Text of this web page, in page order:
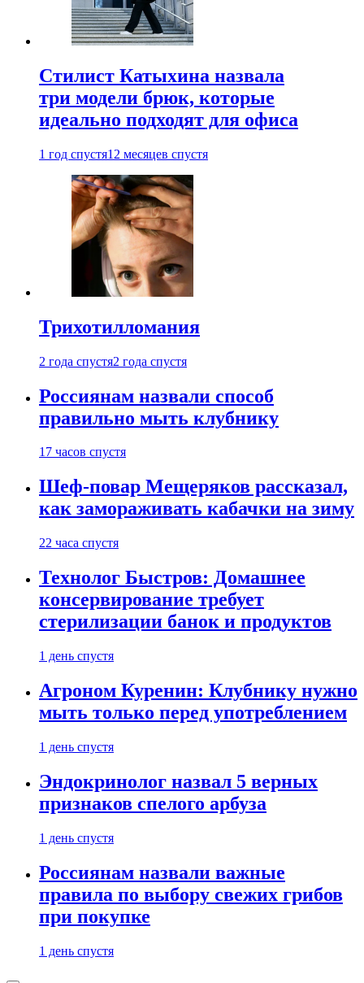
Стилист Катыхина назвала
три модели брюк, которые
идеально подходят для офиса
1 год спустя12 месяцев спустя
Трихотилломания
2 года спустя2 года спустя
Россиянам назвали способ
правильно мыть клубнику
17 часов спустя
Шеф-повар Мещеряков рассказал,
как замораживать кабачки на зиму
22 часа спустя
Технолог Быстров: Домашнее
консервирование требует
стерилизации банок и продуктов
1 день спустя
Агроном Куренин: Клубнику нужно
мыть только перед употреблением
1 день спустя
Эндокринолог назвал 5 верных
признаков спелого арбуза
1 день спустя
Россиянам назвали важные
правила по выбору свежих грибов
при покупке
1 день спустя